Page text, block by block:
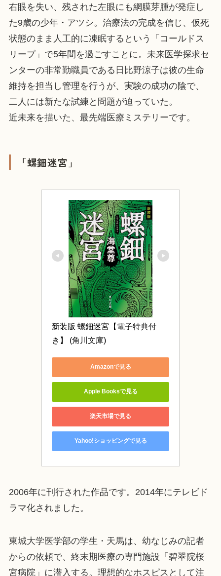
右眼を失い、残された左眼にも網膜芽腫が発症し
た9歳の少年・アツシ。治療法の完成を信じ、仮死
状態のまま人工的に凍眠するという「コールドス
リープ」で5年間を過ごすことに。未来医学探求セ
ンターの非常勤職員である日比野涼子は彼の生命
維持を担当し管理を行うが、実験の成功の陰で、
二人には新たな試練と問題が迫っていた。
近未来を描いた、最先端医療ミステリーです。
「螺鈿迷宮」
新装版 螺鈿迷宮【電子特典付
き】 (角川文庫)
Amazonで見る
Apple Booksで見る
楽天市場で見る
Yahoo!ショッピングで見る
2006年に刊行された作品です。2014年にテレビド
ラマ化されました。
東城大学医学部の学生・天馬は、幼なじみの記者
からの依頼で、終末期医療の専門施設「碧翠院桜
宮病院」に潜入する。理想的なホスピスとして注